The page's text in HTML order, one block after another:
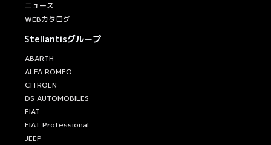
ニュース
WEBカタログ
Stellantisグループ
ABARTH
ALFA ROMEO
CITROËN
DS AUTOMOBILES
FIAT
FIAT Professional
JEEP